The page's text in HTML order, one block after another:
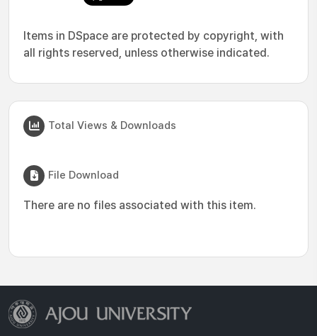
Items in DSpace are protected by copyright, with
all rights reserved, unless otherwise indicated.
Total Views & Downloads
File Download
There are no files associated with this item.